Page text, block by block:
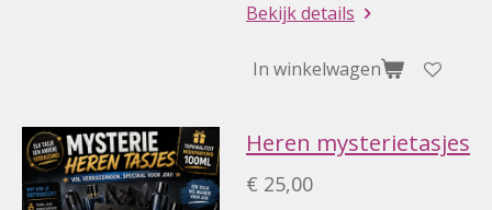
Bekijk details
In winkelwagen
Heren mysterietasjes
€ 25,00